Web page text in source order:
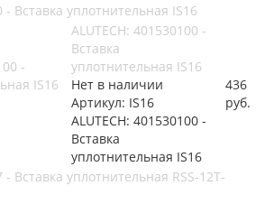
- Вставка уплотнительная IS16
ALUTECH: 401530100 -
Вставка
уплотнительная IS16
Нет в наличии
Артикул: IS16
ALUTECH: 401530100 -
Вставка
уплотнительная IS16
436
руб.
- Вставка уплотнительная RSS-12T-